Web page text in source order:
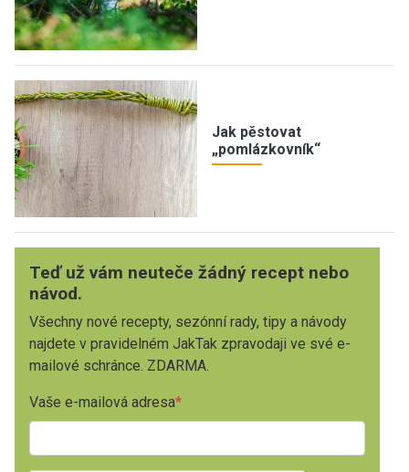
Jak pěstovat
„pomlázkovník“
Teď už vám neuteče žádný recept nebo
návod.
Všechny nové recepty, sezónní rady, tipy a návody
najdete v pravidelném JakTak zpravodaji ve své e-
mailové schránce. ZDARMA.
Vaše e-mailová adresa